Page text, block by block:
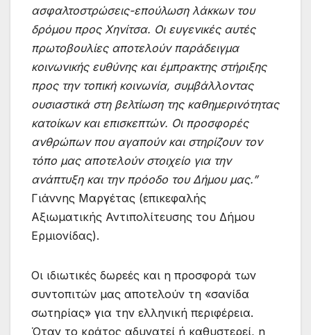
ασφαλτοστρώσεις-επούλωση λάκκων του
δρόμου προς Χηνίτσα. Οι ευγενικές αυτές
πρωτοβουλίες αποτελούν παράδειγμα
κοινωνικής ευθύνης και έμπρακτης στήριξης
προς την τοπική κοινωνία, συμβάλλοντας
ουσιαστικά στη βελτίωση της καθημερινότητας
κατοίκων και επισκεπτών. Οι προσφορές
ανθρώπων που αγαπούν και στηρίζουν τον
τόπο μας αποτελούν στοιχείο για την
ανάπτυξη και την πρόοδο του Δήμου μας.”
Γιάννης Μαργέτας (επικεφαλής
Αξιωματικής Αντιπολίτευσης του Δήμου
Ερμιονίδας).
Οι ιδιωτικές δωρεές και η προσφορά των
συντοπιτών μας αποτελούν τη «σανίδα
σωτηρίας» για την ελληνική περιφέρεια.
Όταν το κράτος αδυνατεί ή καθυστερεί, η